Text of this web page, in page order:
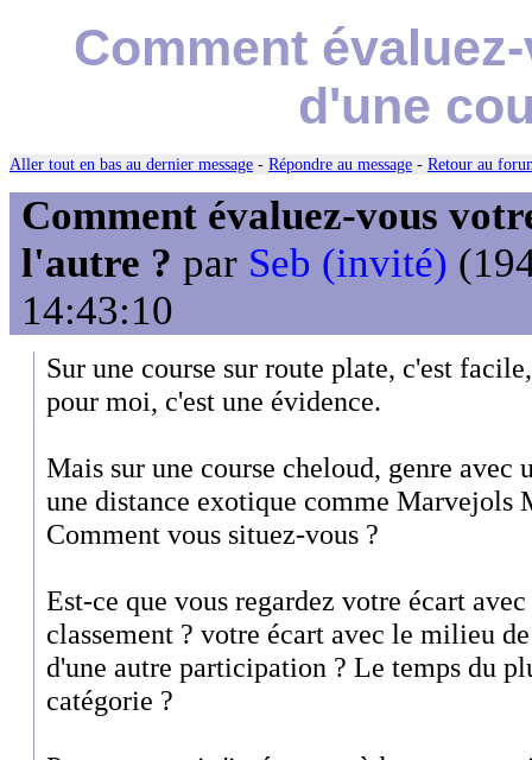
Comment
d'une
Aller tout en bas au dernier message - Répondre au message - Retour au
Comment évaluez-vous
l'autre ? par Seb (invité)
14:43:10
Sur une course sur route plate, c'est
pour moi, c'est une évidence.
Mais sur une course cheloud, genre avec
une distance exotique comme Marvejols
Comment vous situez-vous ?
Est-ce que vous regardez votre écart
classement ? votre écart avec le milieu
d'une autre participation ? Le temps du
catégorie ?